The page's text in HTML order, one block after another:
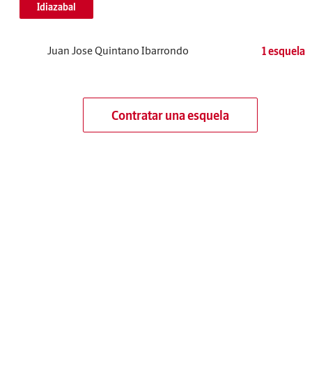
Idiazabal
Juan Jose Quintano Ibarrondo 1 esquela
Contratar una esquela